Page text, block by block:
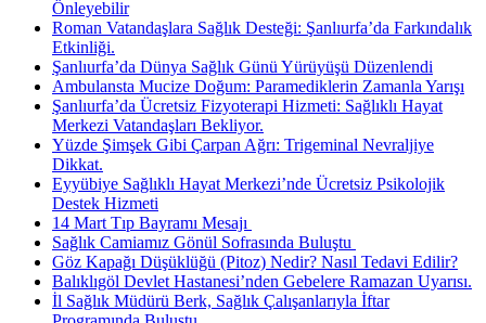
Önleyebilir
Roman Vatandaşlara Sağlık Desteği: Şanlıurfa’da Farkındalık
Etkinliği.
Şanlıurfa’da Dünya Sağlık Günü Yürüyüşü Düzenlendi
Ambulansta Mucize Doğum: Paramediklerin Zamanla Yarışı
Şanlıurfa’da Ücretsiz Fizyoterapi Hizmeti: Sağlıklı Hayat
Merkezi Vatandaşları Bekliyor.
Yüzde Şimşek Gibi Çarpan Ağrı: Trigeminal Nevraljiye
Dikkat.
Eyyübiye Sağlıklı Hayat Merkezi’nde Ücretsiz Psikolojik
Destek Hizmeti
14 Mart Tıp Bayramı Mesajı ​
Sağlık Camiamız Gönül Sofrasında Buluştu ​
Göz Kapağı Düşüklüğü (Pitoz) Nedir? Nasıl Tedavi Edilir?
Balıklıgöl Devlet Hastanesi’nden Gebelere Ramazan Uyarısı.
İl Sağlık Müdürü Berk, Sağlık Çalışanlarıyla İftar